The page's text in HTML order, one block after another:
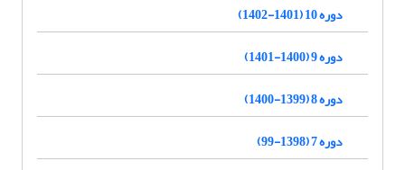
دوره 10 (1401-1402)
دوره 9 (1400-1401)
دوره 8 (1399-1400)
دوره 7 (1398-99)